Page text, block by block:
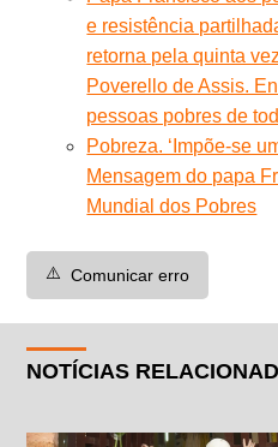
e resistência
retorna pela quinta
Poverello de Assis.
pessoas pobres de
Pobreza. ‘Impõe-se
Mensagem do papa
Mundial dos Pobres
⚠️ Comunicar erro
NOTÍCIAS